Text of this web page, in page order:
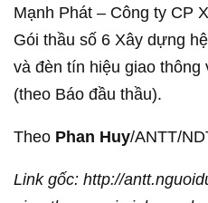
Mạnh Phát – Công ty CP
Gói thầu số 6 Xây dựng
và đèn tín hiệu giao thông
(theo Báo đầu thầu).
Theo Phan Huy/ANTT/
Link gốc: http://